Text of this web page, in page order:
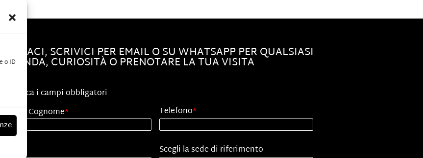
o ID
SCRIVICI PER EMAIL O SU WHATSAPP PER QUALSIASI
CURIOSITÀ O PRENOTARE LA TUA VISITA
" indica i campi obbligatori
e Cognome* Telefono*
Scegli la sede di riferimento